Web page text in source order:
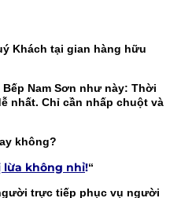
Khách tại gian hàng hữu
Nam Sơn như này: Thời
nhất. Chỉ cần nhấp chuột và
không?
lừa không nhỉ!“
trực tiếp phục vụ người